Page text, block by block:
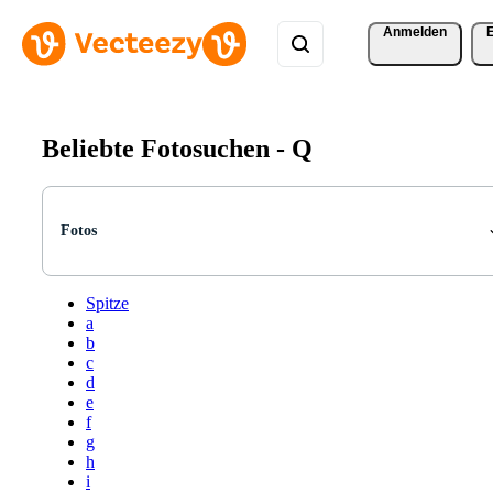
Anmelden
Beliebte Fotosuchen - Q
Fotos
Spitze
a
b
c
d
e
f
g
h
i